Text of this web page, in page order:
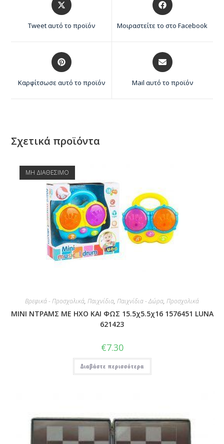
Tweet αυτό το προϊόν Μοιραστείτε το στο Facebook
Καρφίτσωσε αυτό το προϊόν Mail αυτό το προϊόν
Σχετικά προϊόντα
ΜΗ ΔΙΑΘΕΣΙΜΟ
Βρεφικά - Προσχολικά, Παιχνίδια, Παιχνίδια - Δώρα, Προσχολικά
ΜΙΝΙ ΝΤΡΑΜΣ ΜΕ ΗΧΟ ΚΑΙ ΦΩΣ 15.5χ5.5χ16 1576451 LUNA
621423
€7.30
Διαβάστε περισσότερα